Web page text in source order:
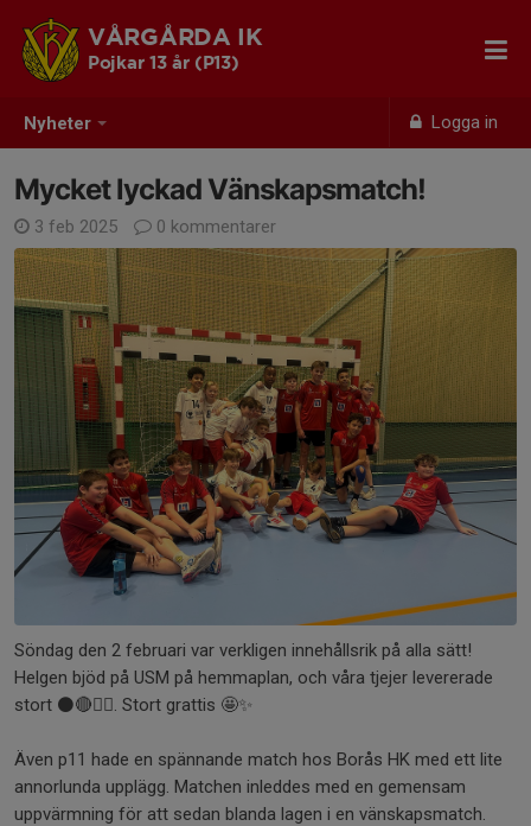
Nyheter Logga in
VÅRGÅRDA IK
Pojkar 13 år (P13)
Mycket lyckad Vänskapsmatch!
3 feb 2025 0 kommentarer
Söndag den 2 februari var verkligen innehållsrik på alla sätt!
Helgen bjöd på USM på hemmaplan, och våra tjejer levererade
stort ⚫️🔴🤾‍♀️. Stort grattis 🤩✨
Även p11 hade en spännande match hos Borås HK med ett lite
annorlunda upplägg. Matchen inleddes med en gemensam
uppvärmning för att sedan blanda lagen i en vänskapsmatch.